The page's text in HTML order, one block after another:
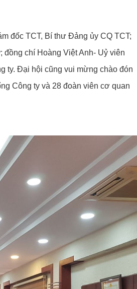
đốc TCT, Bí thư Đảng ủy CQ TCT;
chí Hoàng Việt Anh- Uỷ viên
ty. Đại hội cũng vui mừng chào đón
Công ty và 28 đoàn viên cơ quan